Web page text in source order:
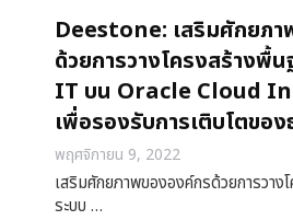
Deestone: เสริมศักยภ
ด้วยการวางโครงสร้างพื้
IT บน Oracle Cloud
เพื่อรองรับการเติบโตขอ
พฤศจิกายน 9, 2022
เสริมศักยภาพขององค์กรด้วยการวาง
ระบบ …